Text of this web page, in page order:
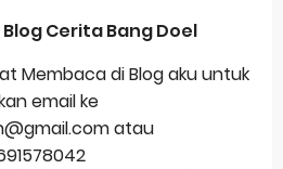
Cerita Bang Doel
Membaca di Blog aku untuk
email ke
atau